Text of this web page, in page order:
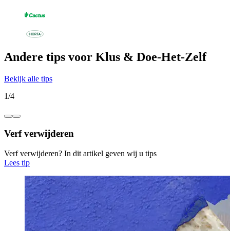
Andere tips voor Klus & Doe-Het-Zelf
Bekijk alle tips
1/4
Verf verwijderen
Verf verwijderen? In dit artikel geven wij u tips
Lees tip